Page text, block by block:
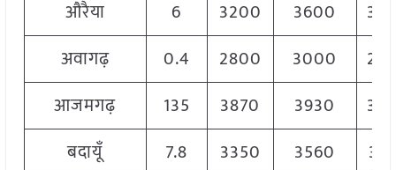
औरैया 6 3200 3600
अवागढ़
0.4 2800 3000
आजमगढ़
135 3870 3930
बदायूँ
7.8 3350 3560